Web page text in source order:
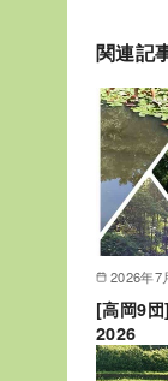
関連記
2026年7
[高岡9
2026